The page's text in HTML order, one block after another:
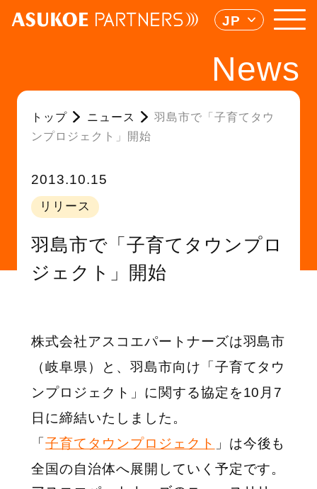
JP
News
トップ ニュース
羽島市で「子育てタウ
ンプロジェクト」開始
2013.10.15
リリース
羽島市で「子育てタウンプロ
ジェクト」開始
株式会社アスコエパートナーズは羽島市
（岐阜県）と、羽島市向け「子育てタウ
ンプロジェクト」に関する協定を10月7
日に締結いたしました。
「子育てタウンプロジェクト 」は今後も
全国の自治体へ展開していく予定です。